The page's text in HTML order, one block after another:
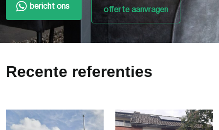
bericht ons offerte aanvragen
Recente referenties